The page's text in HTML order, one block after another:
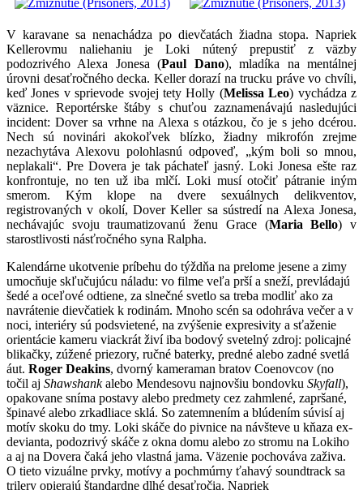
V karavane sa nenachádza po dievčatách žiadna stopa. Napriek
Kellerovmu naliehaniu je Loki nútený prepustiť z väzby
podozrivého Alexa Jonesa (Paul Dano), mladíka na mentálnej
úrovni desaťročného decka. Keller dorazí na trucku práve vo chvíli,
keď Jones v sprievode svojej tety Holly (Melissa Leo) vychádza z
väznice. Reportérske štáby s chuťou zaznamenávajú nasledujúci
incident: Dover sa vrhne na Alexa s otázkou, čo je s jeho dcérou.
Nech sú novinári akokoľvek blízko, žiadny mikrofón zrejme
nezachytáva Alexovu polohlasnú odpoveď, „kým boli so mnou,
neplakali“. Pre Dovera je tak páchateľ jasný. Loki Jonesa ešte raz
konfrontuje, no ten už iba mlčí. Loki musí otočiť pátranie iným
smerom. Kým klope na dvere sexuálnych delikventov,
registrovaných v okolí, Dover Keller sa sústredí na Alexa Jonesa,
nechávajúc svoju traumatizovanú ženu Grace (Maria Bello) v
starostlivosti násťročného syna Ralpha.
Kalendárne ukotvenie príbehu do týždňa na prelome jesene a zimy
umocňuje skľučujúcu náladu: vo filme veľa prší a sneží, prevládajú
šedé a oceľové odtiene, za slnečné svetlo sa treba modliť ako za
navrátenie dievčatiek k rodinám. Mnoho scén sa odohráva večer a v
noci, interiéry sú podsvietené, na zvýšenie expresivity a sťaženie
orientácie kameru viackrát živí iba bodový svetelný zdroj: policajné
blikačky, zúžené priezory, ručné baterky, predné alebo zadné svetlá
áut. Roger Deakins, dvorný kameraman bratov Coenovcov (no
točil aj Shawshankalebo Mendesovu najnovšiu bondovku Skyfall),
opakovane sníma postavy alebo predmety cez zahmlené, zapršané,
špinavé alebo zrkadliace sklá. So zatemnením a blúdením súvisí aj
motív skoku do tmy. Loki skáče do pivnice na návšteve u kňaza ex-
devianta, podozrivý skáče z okna domu alebo zo stromu na Lokiho
a aj na Dovera čaká jeho vlastná jama. Väzenie pochováva zaživa.
O tieto vizuálne prvky, motívy a pochmúrny ťahavý soundtrack sa
trilery opierajú štandardne dlhé desaťročia. Napriek